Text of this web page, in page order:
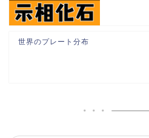
世界のプレート分布